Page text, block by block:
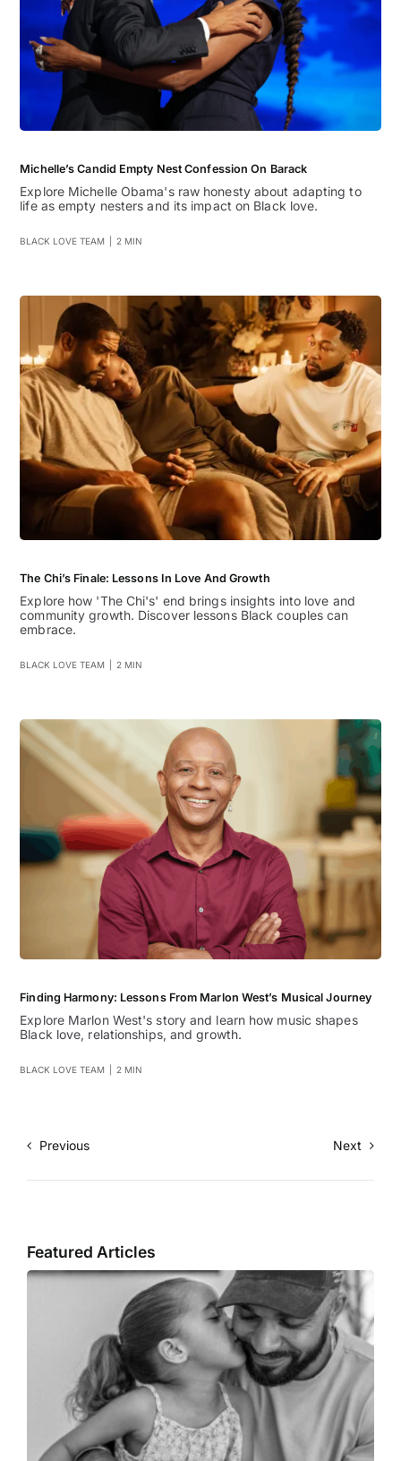
Michelle’s Candid Empty Nest Confession On Barack
Explore Michelle Obama's raw honesty about adapting to
life as empty nesters and its impact on Black love.
BLACK LOVE TEAM 2 MIN
The Chi’s Finale: Lessons In Love And Growth
Explore how 'The Chi's' end brings insights into love and
community growth. Discover lessons Black couples can
embrace.
BLACK LOVE TEAM 2 MIN
Finding Harmony: Lessons From Marlon West’s Musical Journey
Explore Marlon West's story and learn how music shapes
Black love, relationships, and growth.
BLACK LOVE TEAM 2 MIN
Previous Next
Featured Articles